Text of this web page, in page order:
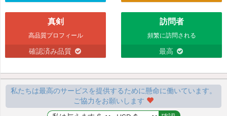
真剣
高品質プロフィール
確認済み品質
訪問者
頻繁に訪問される
最高
私たちは最高のサービスを提供するために懸命に働いています。
ご協力をお願いします